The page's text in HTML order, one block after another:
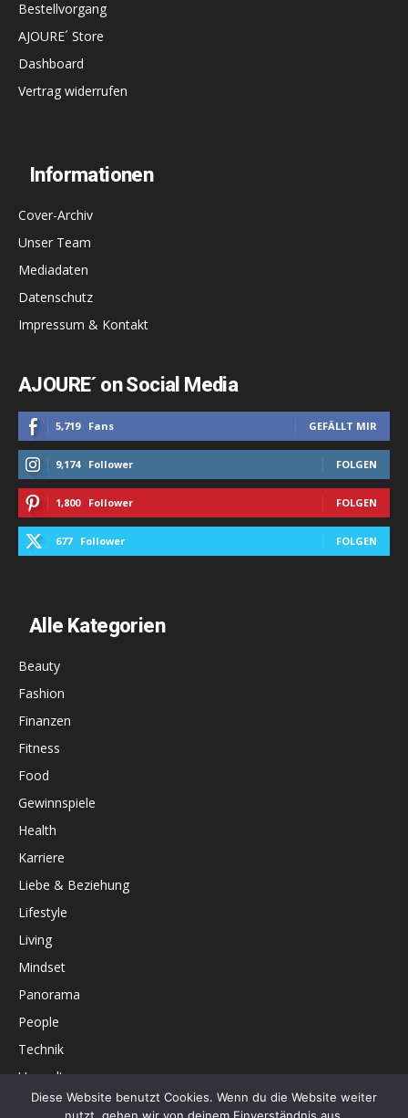
Bestellvorgang
AJOURE´ Store
Dashboard
Vertrag widerrufen
Informationen
Cover-Archiv
Unser Team
Mediadaten
Datenschutz
Impressum & Kontakt
AJOURE´ on Social Media
5,719 Fans GEFÄLLT MIR
9,174 Follower FOLGEN
1,800 Follower FOLGEN
677 Follower FOLGEN
Alle Kategorien
Beauty
Fashion
Finanzen
Fitness
Food
Gewinnspiele
Health
Karriere
Liebe & Beziehung
Lifestyle
Living
Mindset
Panorama
People
Technik
Umwelt
Unterhaltung
Diese Website benutzt Cookies. Wenn du die Website weiter